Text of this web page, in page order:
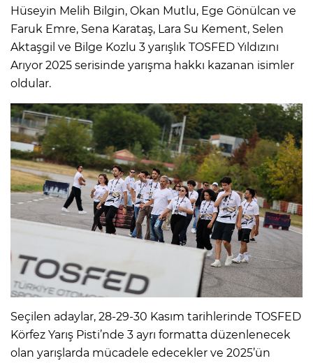
Hüseyin Melih Bilgin, Okan Mutlu, Ege Gönülcan ve
Faruk Emre, Sena Karataş, Lara Su Kement, Selen
Aktaşgil ve Bilge Kozlu 3 yarışlık TOSFED Yıldızını
Arıyor 2025 serisinde yarışma hakkı kazanan isimler
oldular.
Seçilen adaylar, 28-29-30 Kasım tarihlerinde TOSFED
Körfez Yarış Pisti’nde 3 ayrı formatta düzenlenecek
olan yarışlarda mücadele edecekler ve 2025’ün